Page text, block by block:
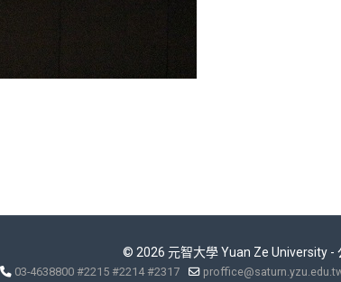
© 2026 元智大學 Yuan Ze University -
03-4638800 #2215 #2214 #2317